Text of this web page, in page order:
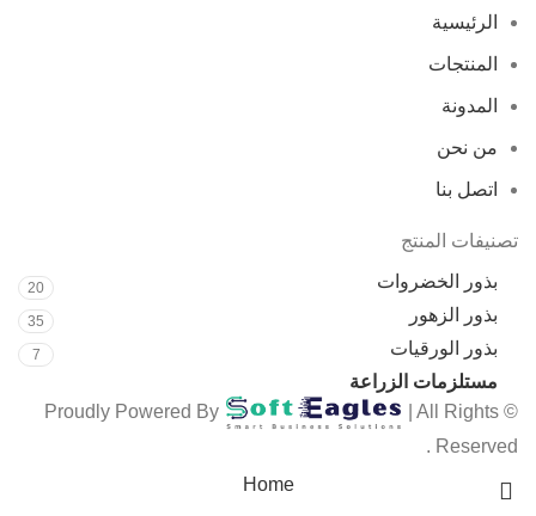
الرئيسية
المنتجات
المدونة
من نحن
اتصل بنا
تصنيفات المنتج
بذور الخضروات
20
بذور الزهور 35
بذور الورقيات 7
مستلزمات الزراعة
© Proudly Powered By
| All Rights
Reserved .
Home